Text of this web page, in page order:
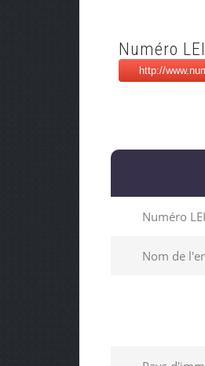
Numéro
Numéro LEI
Nom de